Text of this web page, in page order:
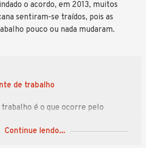
o acordo, em 2013, muitos
sentiram-se traídos, pois as
pouco ou nada mudaram.
de trabalho
é o que ocorre pelo
do trabalho dos segurados
Continue lendo...